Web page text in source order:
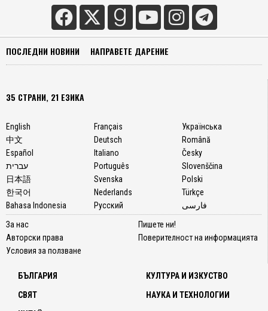
ПОСЛЕДНИ НОВИНИ НАПРАВЕТЕ ДАРЕНИЕ
35 СТРАНИ, 21 ЕЗИКА
English
中文
Español
עברית
日本語
한국어
Bahasa Indonesia
Français
Deutsch
Italiano
Português
Svenska
Nederlands
Русский
Українська
Română
Česky
Slovenščina
Polski
Türkçe
فارسی
За нас
Авторски права
Условия за ползване
Пишете ни!
Поверителност на информацията
БЪЛГАРИЯ
СВЯТ
КУЛТУРА И ИЗКУСТВО
НАУКА И ТЕХНОЛОГИИ